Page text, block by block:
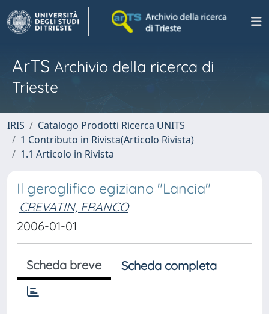
ArTS Archivio della ricerca di
Trieste
IRIS
Catalogo Prodotti Ricerca UNITS
1 Contributo in Rivista(Articolo Rivista)
1.1 Articolo in Rivista
Il geroglifico egiziano "Lancia"
CREVATIN, FRANCO
2006-01-01
Scheda breve Scheda completa